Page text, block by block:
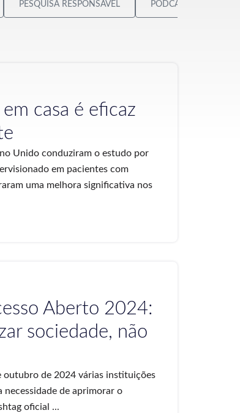
PESQUISA RESPONSÁVEL PODCAST NEUROVILA
casa é eficaz
Unido conduziram o estudo por
em pacientes com
uma melhora significativa nos
Aberto 2024:
sociedade, não
outubro de 2024 várias instituições
necessidade de aprimorar o
oficial ...